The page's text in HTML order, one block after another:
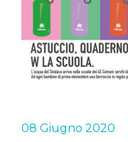
08 Giugno 2020